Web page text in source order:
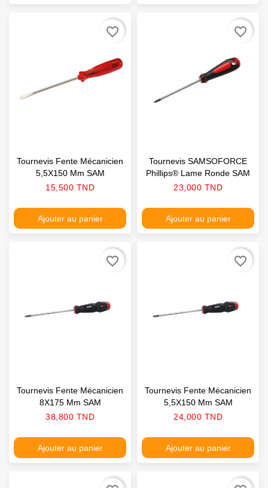
Tournevis Fente Mécanicien
5,5X150 Mm SAM
Prix
15,500 TND
Ajouter au panier
favorite_border
Tournevis SAMSOFORCE
Phillips® Lame Ronde SAM
Prix
23,000 TND
Ajouter au panier
favorite_border
Tournevis Fente Mécanicien
8X175 Mm SAM
Prix
38,800 TND
Ajouter au panier
favorite_border
Tournevis Fente Mécanicien
5,5X150 Mm SAM
Prix
24,000 TND
Ajouter au panier
favorite_border